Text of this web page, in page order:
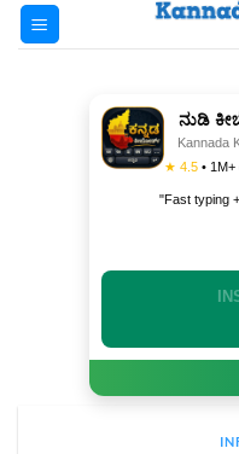
Skip
ನುಡಿ
Kannada
★ 4.5 •
"Fast typing